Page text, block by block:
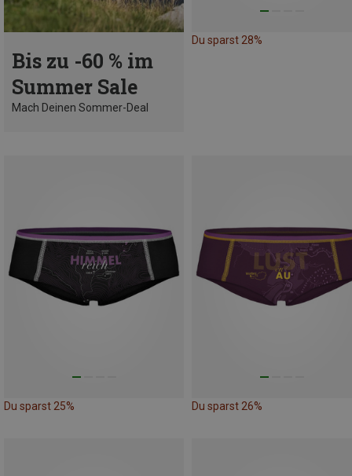
Bis zu -60 % im
Summer Sale
Mach Deinen Sommer-Deal
Du sparst 28%
Du sparst 25% Du sparst 26%